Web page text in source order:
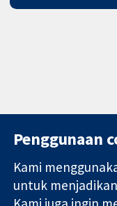
Penggunaan
Kami
untuk